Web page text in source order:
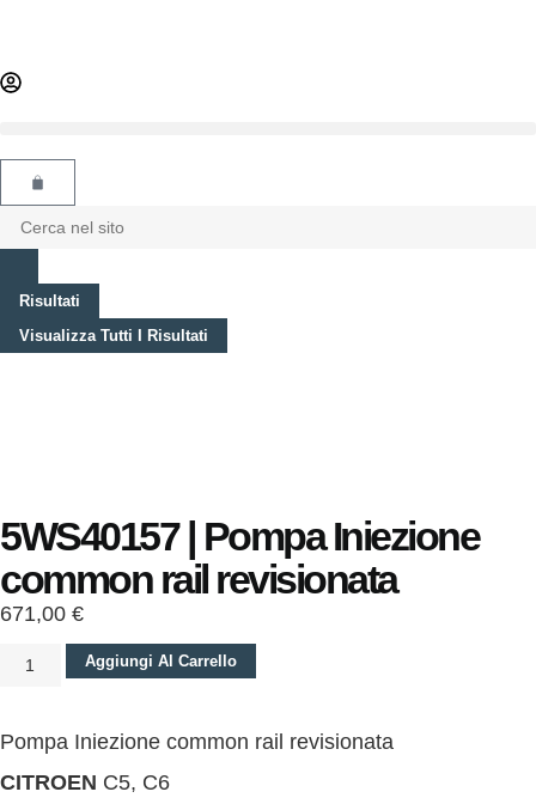
Risultati
Visualizza Tutti I Risultati
5WS40157 | Pompa Iniezione
common rail revisionata
671,00 €
Aggiungi Al Carrello
Pompa Iniezione common rail revisionata
CITROEN C5, C6